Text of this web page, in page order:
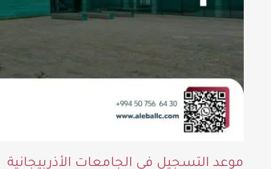
موعد التسجيل في الجامعات الأذربيجانية